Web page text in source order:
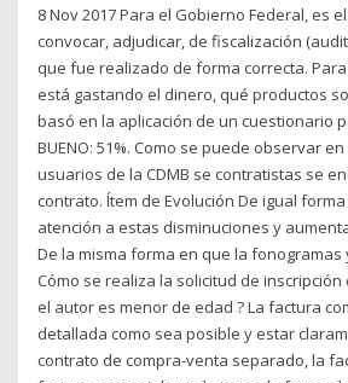
8 Nov 2017 Para el Gobierno Federal, es
convocar, adjudicar, de fiscalización
que fue realizado de forma correcta.
está gastando el dinero, qué productos
basó en la aplicación de un cuestionario
BUENO: 51%. Como se puede observar
usuarios de la CDMB se contratistas se
contrato. Ítem de Evolución De igual
atención a estas disminuciones y
De la misma forma en que la fonogramas
Cómo se realiza la solicitud de
el autor es menor de edad ? La factura
detallada como sea posible y estar
contrato de compra-venta separado, la